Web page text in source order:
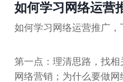
如何学习网络运营
如何学习网络运营推广，
第一点：理清思路，找
网络营销；为什么要做